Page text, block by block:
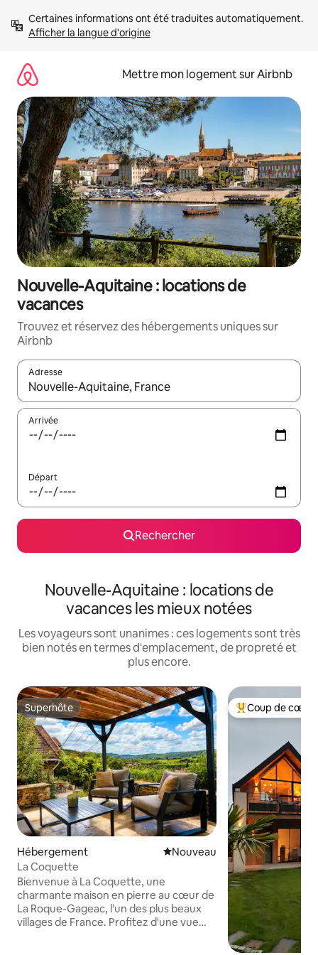
directement
Afficher la langue d'origine
Mettre mon logement sur Airbnb
Nouvelle-Aquitaine : locations de
vacances
Trouvez et réservez des hébergements uniques sur
Airbnb
Adresse
Lorsque les résultats s'affichent, utilisez les flèches vers le
Arrivée
Départ
Rechercher
Nouvelle-Aquitaine : locations de
vacances les mieux notées
Les voyageurs sont unanimes : ces logements sont très
bien notés en termes d'emplacement, de propreté et
plus encore.
Superhôte
Superhôte
Hébergement Nouvel hébergement
Nouveau
La Coquette
Bienvenue à La Coquette, une
charmante maison en pierre au cœur de
La Roque-Gageac, l'un des plus beaux
villages de France. Profitez d'une vue
Coups de cœur
Coup de cœur